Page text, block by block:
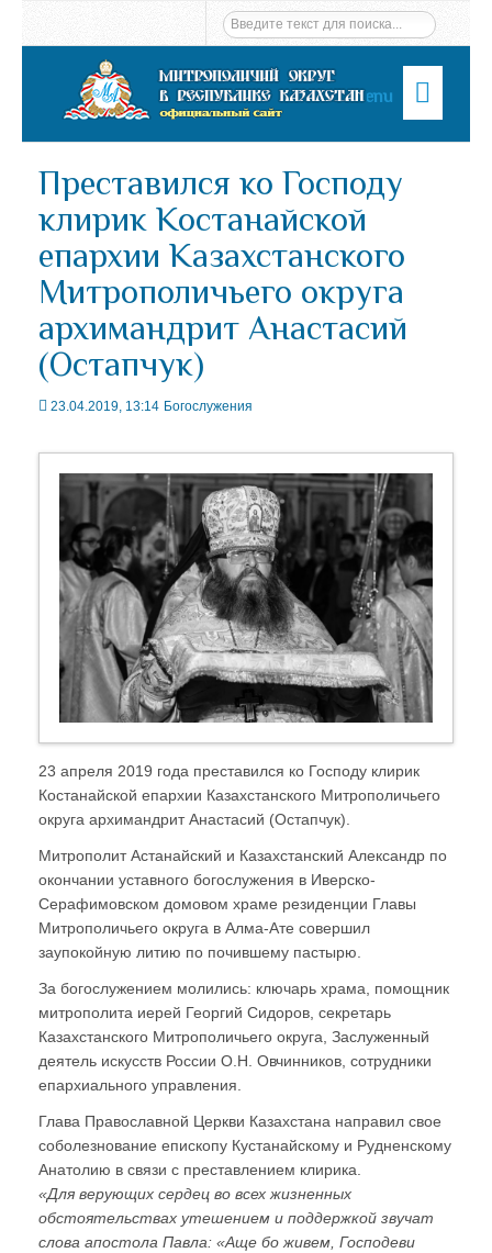
Menu
Преставился ко Господу
клирик Костанайской
епархии Казахстанского
Митрополичьего округа
архимандрит Анастасий
(Остапчук)
23.04.2019, 13:14 Богослужения
23 апреля 2019 года преставился ко Господу клирик
Костанайской епархии Казахстанского Митрополичьего
округа архимандрит Анастасий (Остапчук).
Митрополит Астанайский и Казахстанский Александр по
окончании уставного богослужения в Иверско-
Серафимовском домовом храме резиденции Главы
Митрополичьего округа в Алма-Ате совершил
заупокойную литию по почившему пастырю.
За богослужением молились: ключарь храма, помощник
митрополита иерей Георгий Сидоров, секретарь
Казахстанского Митрополичьего округа, Заслуженный
деятель искусств России О.Н. Овчинников, сотрудники
епархиального управления.
Глава Православной Церкви Казахстана направил свое
соболезнование епископу Кустанайскому и Рудненскому
Анатолию в связи с преставлением клирика.
«Для верующих сердец во всех жизненных
обстоятельствах утешением и поддержкой звучат
слова апостола Павла: «Аще бо живем, Господеви